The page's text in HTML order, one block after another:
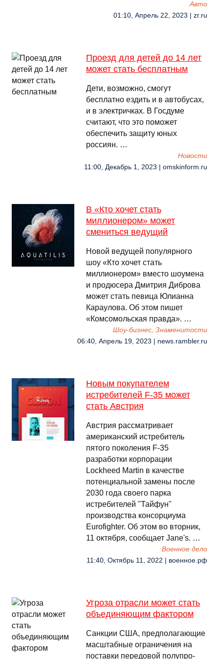
Авто
01:10, Апрель 22, 2023 | zr.ru
Проезд для детей до 14 лет
может стать бесплатным
Дети, возможно, смогут
бесплатно ездить и в автобусах,
и в электричках. В Госдуме
считают, что это поможет
обеспечить защиту юных
россиян. …
Новости
11:00, Декабрь 1, 2023 | omskinform.ru
В «Кто хочет стать
миллионером» может
смениться ведущий
Новой ведущей популярного
шоу «Кто хочет стать
миллионером» вместо шоумена
и продюсера Дмитрия Диброва
может стать певица Юлианна
Караулова. Об этом пишет
«Комсомольская правда». …
Шоу-бизнес, Знаменитости
06:40, Апрель 19, 2023 | news.rambler.ru
Новым покупателем
истребителей F-35 может
стать Австрия
Австрия рассматривает
американский истребитель
пятого поколения F-35
разработки корпорации
Lockheed Martin в качестве
потенциальной замены после
2030 года своего парка
истребителей "Тайфун"
производства консорциума
Eurofighter. Об этом во вторник,
11 октября, сообщает Jane's. …
Военное дело
11:40, Октябрь 11, 2022 | военное.рф
Угроза отрасли может стать
объединяющим фактором
Сан­кции США, пред­по­лагаю­щие
мас­штаб­ные ог­ра­ниче­ния на
пос­тавки пе­редо­вой по­луп­ро­